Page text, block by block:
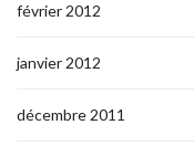
février 2012
janvier 2012
décembre 2011